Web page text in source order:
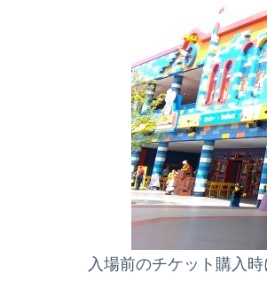
入場前のチケット購入